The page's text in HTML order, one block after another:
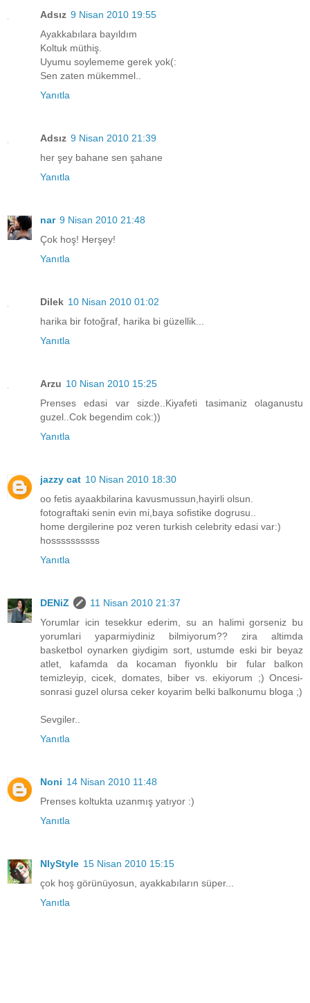
Adsız 9 Nisan 2010 19:55
Ayakkabılara bayıldım
Koltuk müthiş.
Uyumu soylememe gerek yok(:
Sen zaten mükemmel..
Yanıtla
Adsız 9 Nisan 2010 21:39
her şey bahane sen şahane
Yanıtla
nar 9 Nisan 2010 21:48
Çok hoş! Herşey!
Yanıtla
Dilek 10 Nisan 2010 01:02
harika bir fotoğraf, harika bi güzellik...
Yanıtla
Arzu 10 Nisan 2010 15:25
Prenses edasi var sizde..Kiyafeti tasimaniz olaganustu
guzel..Cok begendim cok:))
Yanıtla
jazzy cat 10 Nisan 2010 18:30
oo fetis ayaakbilarina kavusmussun,hayirli olsun.
fotograftaki senin evin mi,baya sofistike dogrusu..
home dergilerine poz veren turkish celebrity edasi var:)
hossssssssss
Yanıtla
DENiZ
11 Nisan 2010 21:37
Yorumlar icin tesekkur ederim, su an halimi gorseniz bu
yorumlari yaparmiydiniz bilmiyorum?? zira altimda
basketbol oynarken giydigim sort, ustumde eski bir beyaz
atlet, kafamda da kocaman fiyonklu bir fular balkon
temizleyip, cicek, domates, biber vs. ekiyorum ;) Oncesi-
sonrasi guzel olursa ceker koyarim belki balkonumu bloga ;)
Sevgiler..
Yanıtla
Noni 14 Nisan 2010 11:48
Prenses koltukta uzanmış yatıyor :)
Yanıtla
NlyStyle 15 Nisan 2010 15:15
çok hoş görünüyosun, ayakkabıların süper...
Yanıtla